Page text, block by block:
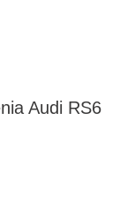
Audi RS6